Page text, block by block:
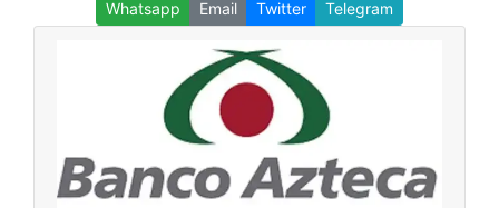
Whatsapp Email Twitter Telegram